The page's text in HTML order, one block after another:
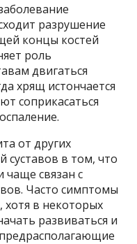
разрушение
концы костей
роль
двигаться
хрящ истончается
соприкасаться
от других
суставов в том, что
чаще связан с
Часто симптомы
хотя в некоторых
развиваться и